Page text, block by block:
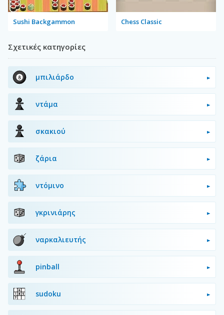
Sushi Backgammon Chess Classic
Σχετικές κατηγορίες
μπιλιάρδο
ντάμα
σκακιού
ζάρια
ντόμινο
γκρινιάρης
ναρκαλιευτής
pinball
sudoku